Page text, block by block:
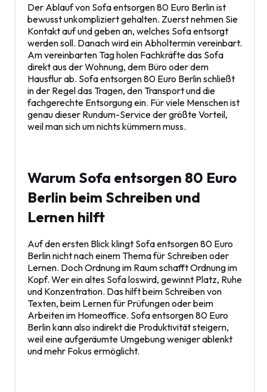
Der Ablauf von Sofa entsorgen 80 Euro Berlin ist
bewusst unkompliziert gehalten. Zuerst nehmen Sie
Kontakt auf und geben an, welches Sofa entsorgt
werden soll. Danach wird ein Abholtermin vereinbart.
Am vereinbarten Tag holen Fachkräfte das Sofa
direkt aus der Wohnung, dem Büro oder dem
Hausflur ab. Sofa entsorgen 80 Euro Berlin schließt
in der Regel das Tragen, den Transport und die
fachgerechte Entsorgung ein. Für viele Menschen ist
genau dieser Rundum-Service der größte Vorteil,
weil man sich um nichts kümmern muss.
Warum Sofa entsorgen 80 Euro
Berlin beim Schreiben und
Lernen hilft
Auf den ersten Blick klingt Sofa entsorgen 80 Euro
Berlin nicht nach einem Thema für Schreiben oder
Lernen. Doch Ordnung im Raum schafft Ordnung im
Kopf. Wer ein altes Sofa loswird, gewinnt Platz, Ruhe
und Konzentration. Das hilft beim Schreiben von
Texten, beim Lernen für Prüfungen oder beim
Arbeiten im Homeoffice. Sofa entsorgen 80 Euro
Berlin kann also indirekt die Produktivität steigern,
weil eine aufgeräumte Umgebung weniger ablenkt
und mehr Fokus ermöglicht.